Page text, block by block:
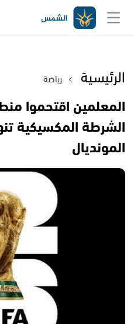
الرئيسية رياضة
المعلمين اقتحموا
الشرطة المكسيكية
المونديال